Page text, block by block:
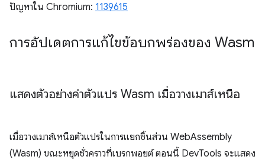
ปัญหาใน Chromium: 1139615
การอัปเดตการแก้ไขข้อบกพร่องของ Wasm
แสดงตัวอย่างค่าตัวแปร Wasm เมื่อวางเมาส์เหนือ
เมื่อวางเมาส์เหนือตัวแปรในการแยกชิ้นส่วน WebAssembly
(Wasm) ขณะหยุดชั่วคราวที่เบรกพอยต์ ตอนนี้ DevTools จะแสดง